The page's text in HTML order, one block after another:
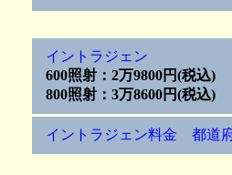
イントラジェン
600照射：2万9800円(税込)
800照射：3万8600円(税込)
イントラジェン料金 都道